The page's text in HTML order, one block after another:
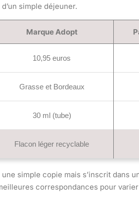
simple déjeuner.
Marque Adopt
10,95 euros
Grasse et Bordeaux
30 ml (tube)
Flacon léger recyclable
simple copie mais s’inscrit dans
correspondances pour